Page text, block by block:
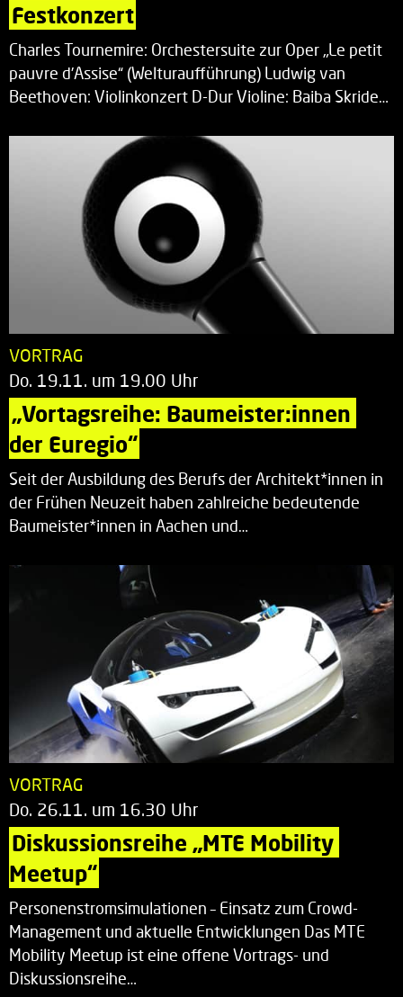
Festkonzert
Charles Tournemire: Orchestersuite zur Oper „Le petit
pauvre d’Assise“ (Welturaufführung) Ludwig van
Beethoven: Violinkonzert D-Dur Violine: Baiba Skride…
VORTRAG
Do. 19.11. um 19.00 Uhr
„Vortagsreihe: Baumeister:innen
der Euregio“
Seit der Ausbildung des Berufs der Architekt*innen in
der Frühen Neuzeit haben zahlreiche bedeutende
Baumeister*innen in Aachen und…
VORTRAG
Do. 26.11. um 16.30 Uhr
Diskussionsreihe „MTE Mobility
Meetup“
Personenstromsimulationen – Einsatz zum Crowd-
Management und aktuelle Entwicklungen Das MTE
Mobility Meetup ist eine offene Vortrags- und
Diskussionsreihe…